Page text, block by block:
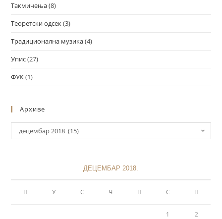
Такмичења(8)
Теоретски одсек(3)
Традиционална музика(4)
Упис(27)
ФУК(1)
Архиве
децембар 2018 (15)
ДЕЦЕМБАР 2018.
П У С Ч П С Н
1 2